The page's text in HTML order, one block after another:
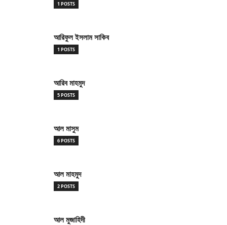
1 POSTS
আরিফুল ইসলাম সাকিব
1 POSTS
আরিব মাহমুদ
5 POSTS
আল মাসুম
6 POSTS
আল মাহমুদ
2 POSTS
আল মুজাহিদী